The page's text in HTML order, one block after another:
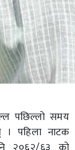
पछिल्लो समय
। पहिला नाटक